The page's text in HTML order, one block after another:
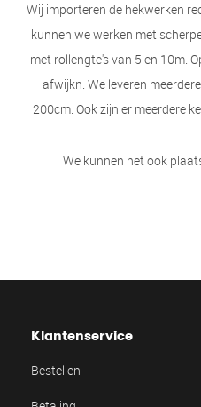
Wij importeren de hekwerken
kunnen we werken met
met rollengte's van 5 en 10m.
afwijkn. We leveren
200cm. Ook zijn er meerdere
We kunnen het ook
Klantenservice
Bestellen